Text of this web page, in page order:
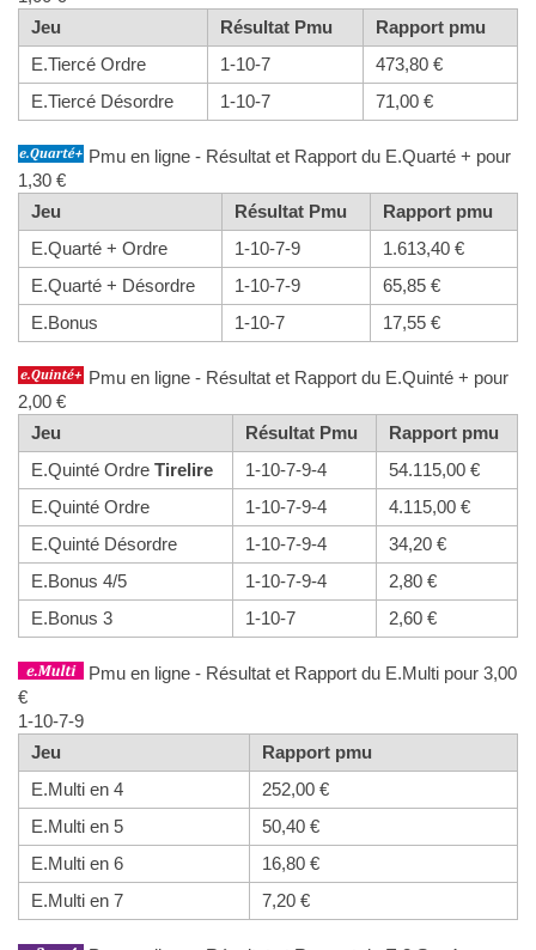
Jeu
Résultat Pmu
Rapport pmu
E.Tiercé Ordre
1-10-7
473,80 €
E.Tiercé Désordre
1-10-7 71,00 €
Pmu en ligne - Résultat et Rapport du E.Quarté + pour
1,30 €
Jeu
Résultat Pmu
Rapport pmu
E.Quarté + Ordre
1-10-7-9
1.613,40 €
E.Quarté + Désordre
1-10-7-9
65,85 €
E.Bonus
1-10-7 17,55 €
Pmu en ligne - Résultat et Rapport du E.Quinté + pour
2,00 €
Jeu
Résultat Pmu
Rapport pmu
E.Quinté OrdreTirelire 1-10-7-9-4
54.115,00 €
E.Quinté Ordre
1-10-7-9-4
4.115,00 €
E.Quinté Désordre
1-10-7-9-4
34,20 €
E.Bonus 4/5
1-10-7-9-4
2,80 €
E.Bonus 3
1-10-7 2,60 €
Pmu en ligne - Résultat et Rapport du E.Multi pour 3,00
€
1-10-7-9
Jeu
Rapport pmu
E.Multi en 4
252,00 €
E.Multi en 5
50,40 €
E.Multi en 6
16,80 €
E.Multi en 7
7,20 €